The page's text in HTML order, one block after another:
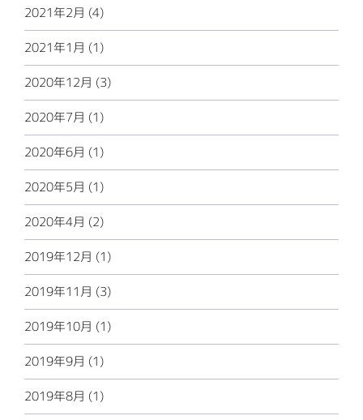
2021年2月 (4)
2021年1月 (1)
2020年12月 (3)
2020年7月 (1)
2020年6月 (1)
2020年5月 (1)
2020年4月 (2)
2019年12月 (1)
2019年11月 (3)
2019年10月 (1)
2019年9月 (1)
2019年8月 (1)